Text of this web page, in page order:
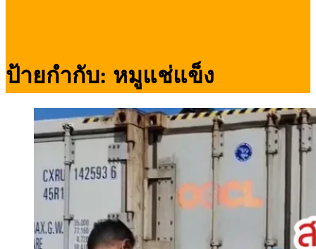
ป้ายกำกับ: หมูแช่แข็ง